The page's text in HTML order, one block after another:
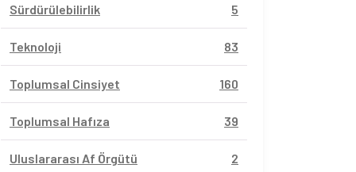
Sürdürülebilirlik 5
Teknoloji 83
Toplumsal Cinsiyet 160
Toplumsal Hafıza 39
Uluslararası Af Örgütü 2